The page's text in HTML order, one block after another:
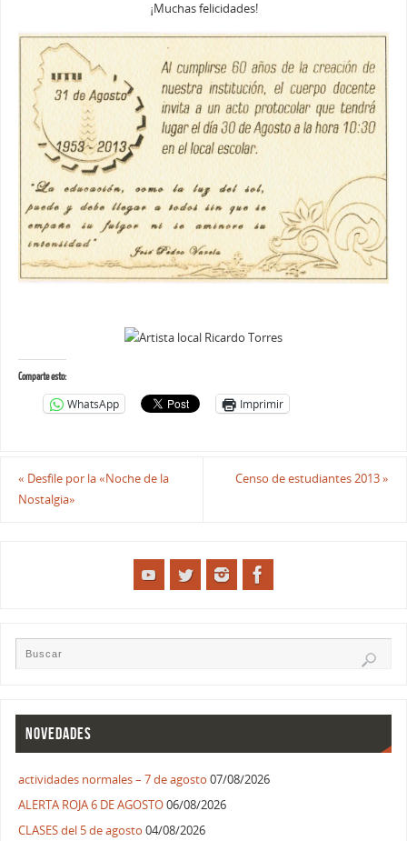
¡Muchas felicidades!
Comparte esto:
WhatsApp Imprimir
« Desfile por la «Noche de la
Nostalgia»
Censo de estudiantes 2013»
NOVEDADES
actividades normales – 7 de agosto 07/08/2026
ALERTA ROJA 6 DE AGOSTO06/08/2026
CLASES del 5 de agosto 04/08/2026